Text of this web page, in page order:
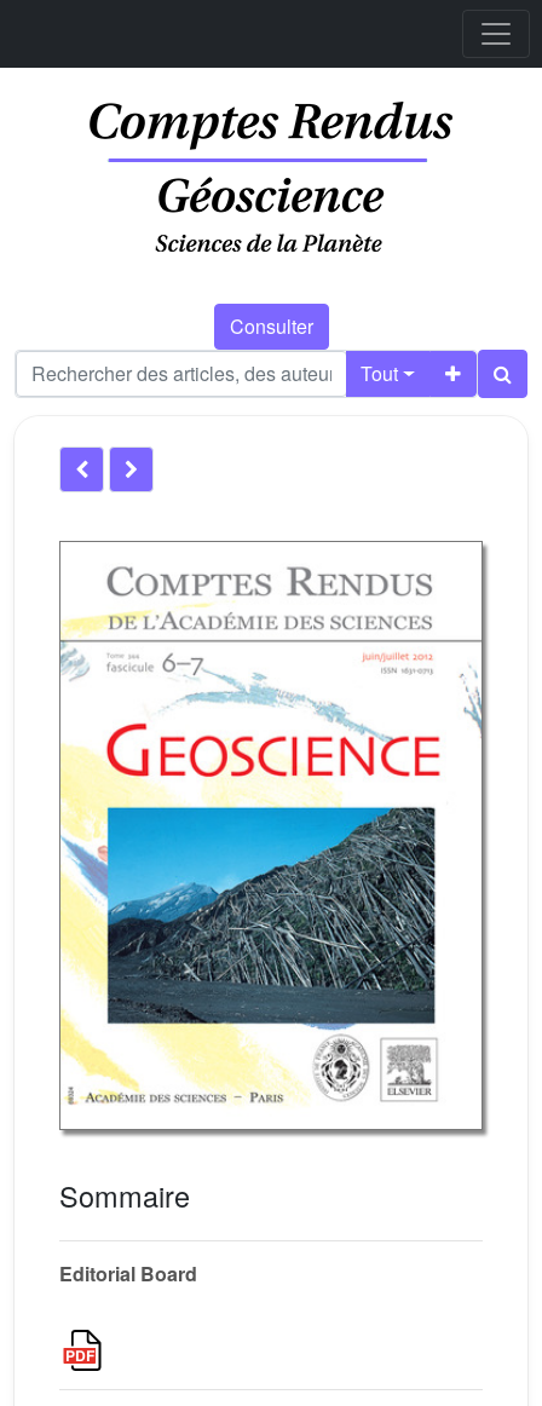
Consulter
Tout
Sommaire
Editorial Board